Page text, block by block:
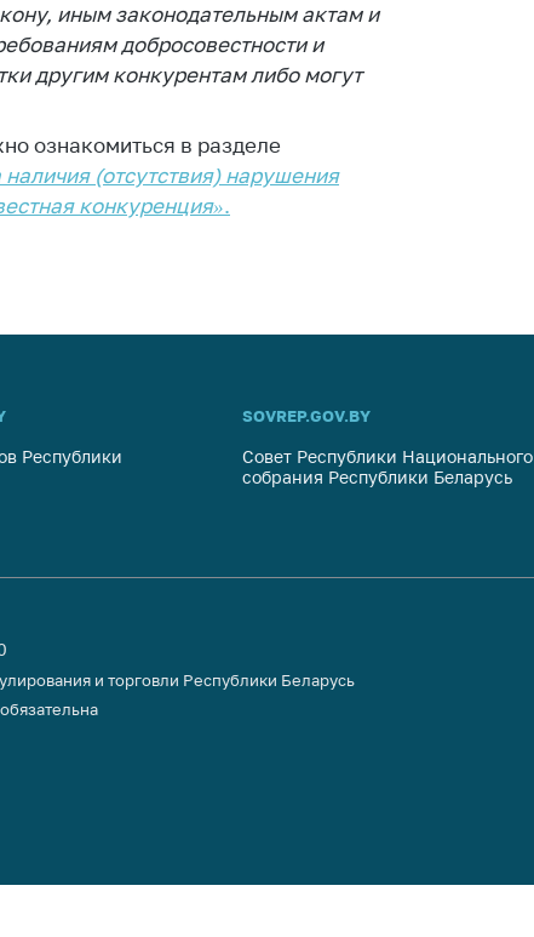
по
для
бытового
иным законодательным актам и
добросовестности и
другим конкурентам либо могут
ознакомиться в разделе
(отсутствия) нарушения
конкуренция».
Республики
SOVREP.GOV.BY
Совет Республики Национального
собрания Республики Беларусь
и торговли Республики Беларусь